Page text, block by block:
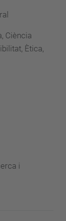
Ciència
Ètica,
i